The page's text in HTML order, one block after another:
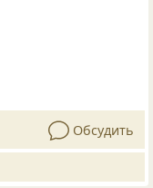
Обсудить